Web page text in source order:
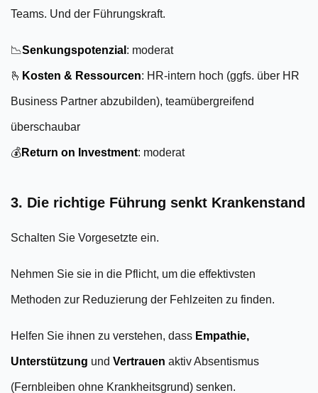
Teams. Und der Führungskraft.
📉Senkungspotenzial : moderat
🫰 Kosten & Ressourcen: HR-intern hoch (ggfs. über HR
Business Partner abzubilden), teamübergreifend
überschaubar
💰Return on Investment: moderat
3. Die richtige Führung senkt Krankenstand
Schalten Sie Vorgesetzte ein.
Nehmen Sie sie in die Pflicht, um die effektivsten
Methoden zur Reduzierung der Fehlzeiten zu finden.
Helfen Sie ihnen zu verstehen, dass Empathie,
Unterstützung und Vertrauen aktiv Absentismus
(Fernbleiben ohne Krankheitsgrund) senken.